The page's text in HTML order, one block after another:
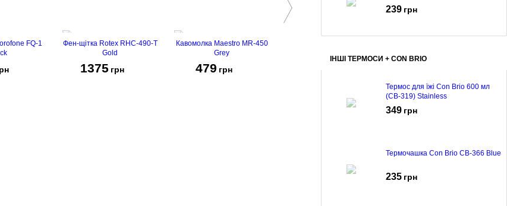
239 грн
ІНШІ ТЕРМОСИ + CON BRIO
Термос для їжі Con Brio 600 мл
(CB-319) Stainless
349 грн
Термочашка Con Brio CB-366 Blue
235 грн
FQ-1
Фен-щітка Rotex RHC-490-T
Gold
1375 грн
Кавомолка Maestro MR-450
Grey
479 грн 628